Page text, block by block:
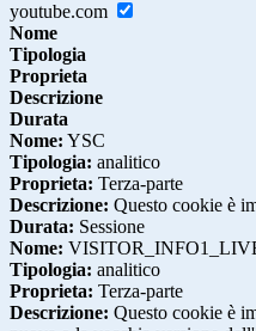
youtube.com
Nome
Tipologia
Proprieta
Descrizione
Durata
Nome: YSC
Tipologia: analitico
Proprieta: Terza-parte
Descrizione: Questo cookie è
Durata: Sessione
Nome:
Tipologia: analitico
Proprieta: Terza-parte
Descrizione: Questo cookie è